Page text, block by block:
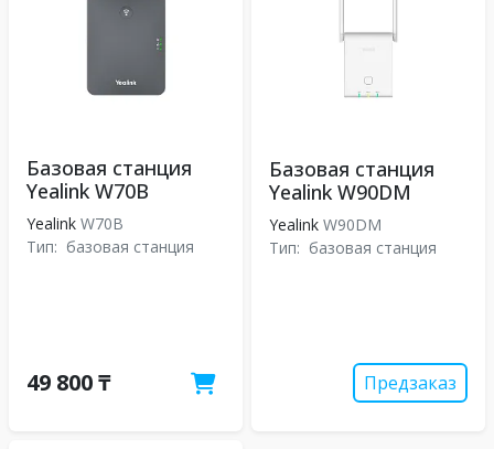
Базовая станция
Yealink W70B
Yealink W70B
Тип: базовая станция
49 800 ₸
Базовая станция
Yealink W90DM
Yealink W90DM
Тип: базовая станция
Предзаказ